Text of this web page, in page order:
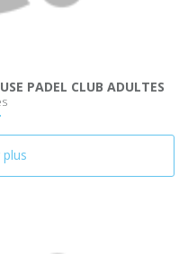
PADEL CLUB ADULTES
plus